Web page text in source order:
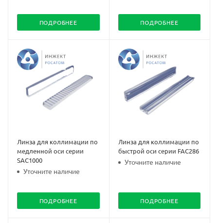
ПОДРОБНЕЕ ПОДРОБНЕЕ
Линза для коллимации по
медленной оси серии
SAC1000
Уточните наличие
ПОДРОБНЕЕ
Линза для коллимации по
быстрой оси серии FAC286
Уточните наличие
ПОДРОБНЕЕ